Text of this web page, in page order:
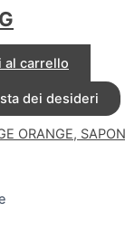
al carrello
dei desideri